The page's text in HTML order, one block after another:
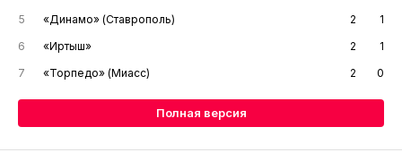
5
«Динамо» (Ставрополь) 2
1
6
«Иртыш» 2
1
7
«Торпедо» (Миасс) 2 0
Полная версия